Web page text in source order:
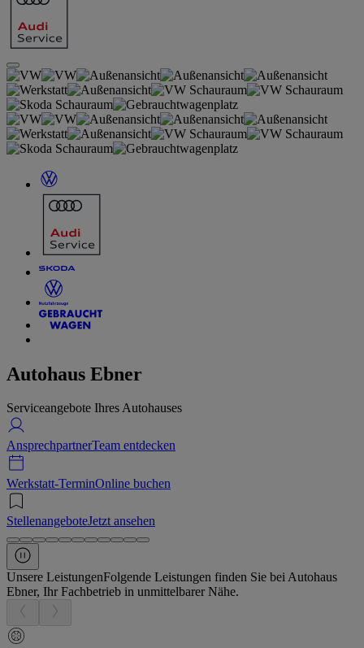
Autohaus Ebner
Serviceangebote Ihres Autohauses
AnsprechpartnerTeam entdecken
Werkstatt-TerminOnline buchen
StellenangeboteJetzt ansehen
Unsere LeistungenFolgende Leistungen finden Sie bei Autohaus
Ebner, Ihr Fachbetrieb in unmittelbarer Nähe.